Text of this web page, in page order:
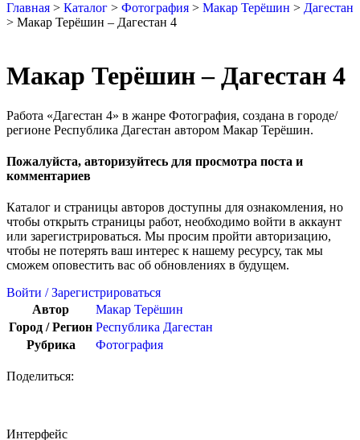
Главная > Каталог > Фотография > Макар Терёшин > Дагестан
> Макар Терёшин – Дагестан 4
Макар Терёшин – Дагестан 4
Работа «Дагестан 4» в жанре Фотография, создана в городе/
регионе Республика Дагестан автором Макар Терёшин.
Пожалуйста, авторизуйтесь для просмотра поста и
комментариев
Каталог и страницы авторов доступны для ознакомления, но
чтобы открыть страницы работ, необходимо войти в аккаунт
или зарегистрироваться. Мы просим пройти авторизацию,
чтобы не потерять ваш интерес к нашему ресурсу, так мы
сможем оповестить вас об обновлениях в будущем.
Войти / Зарегистрироваться
Автор
Макар Терёшин
Город / Регион Республика Дагестан
Рубрика
Фотография
Поделиться:
Интерфейс